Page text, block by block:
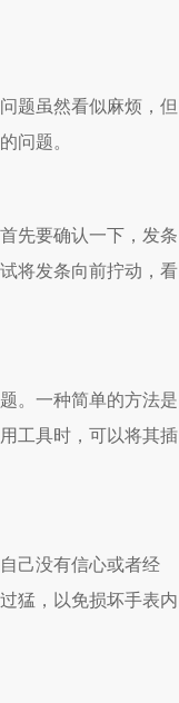
题虽然看似麻烦，但
问题。
先要确认一下，发条
将发条向前拧动，看
。一种简单的方法是
工具时，可以将其插
己没有信心或者经
猛，以免损坏手表内